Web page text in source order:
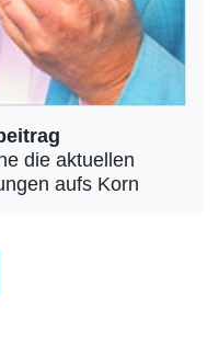
die aktuellen
aufs Korn